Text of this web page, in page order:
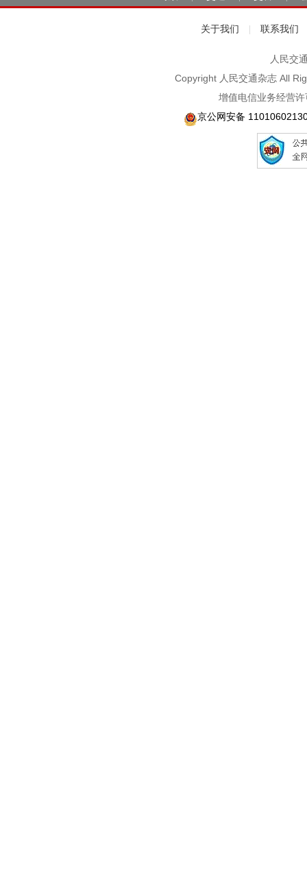
关于我们 联系我们
人民交
Copyright 人民交通杂志 All
增值电信业务经营
京公网安备